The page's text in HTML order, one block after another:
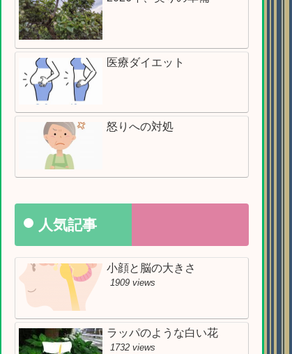
医療ダイエット
怒りへの対処
人気記事
小顔と脳の大きさ
1909 views
ラッパのような白い花
1732 views